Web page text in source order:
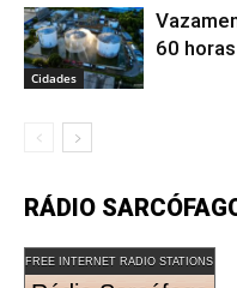
Cidades
60 horas
RÁDIO
FREE INTERNET RADIO STATIONS